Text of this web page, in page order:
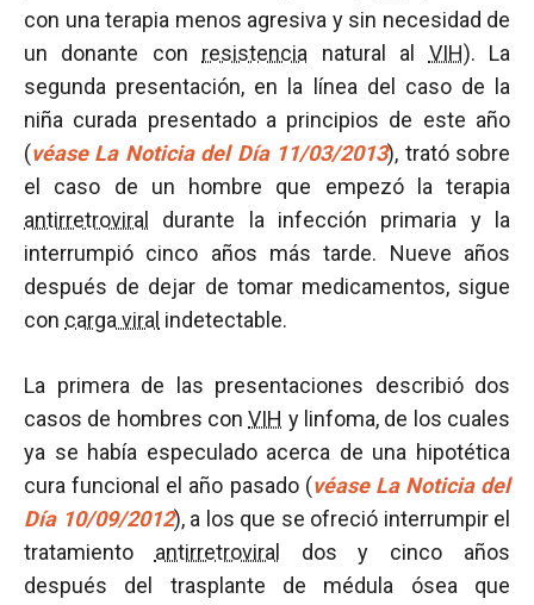
con una terapia menos agresiva y sin necesidad de
un donante con resistencia natural al VIH). La
segunda presentación, en la línea del caso de la
niña curada presentado a principios de este año
(véase La Noticia del Día 11/03/2013), trató sobre
el caso de un hombre que empezó la terapia
antirretroviral
durante la infección primaria y la
interrumpió cinco años más tarde. Nueve años
después de dejar de tomar medicamentos, sigue
con carga viral indetectable.
La primera de las presentaciones describió dos
casos de hombres conVIH y linfoma, de los cuales
ya se había especulado acerca de una hipotética
cura funcional el año pasado (véase La Noticia del
Día 10/09/2012), a los que se ofreció interrumpir el
tratamiento antirretroviral
dos y cinco años
después del trasplante de médula ósea que